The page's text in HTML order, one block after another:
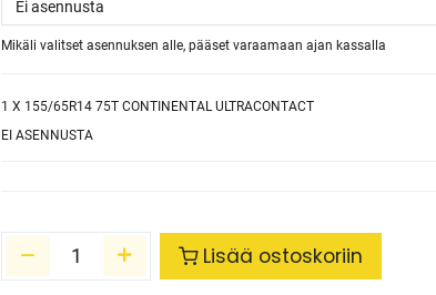
Mikäli valitset asennuksen alle, pääset varaamaan ajan kassalla
1 X 155/65R14 75T CONTINENTAL ULTRACONTACT
EI ASENNUSTA
Lisää ostoskoriin